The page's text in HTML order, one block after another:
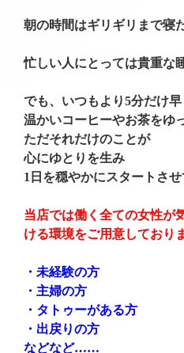
朝の時間はギリギリまで寝
忙しい人にとっては貴重な
でも、いつもより5分だけ
温かいコーヒーやお茶をゆ
ただそれだけのことが
心にゆとりを生み
1日を穏やかにスタートさ
当店では働く全ての女性が
ける環境をご用意しており
・未経験の方
・主婦の方
・タトゥーがある方
・出戻りの方
などなど……